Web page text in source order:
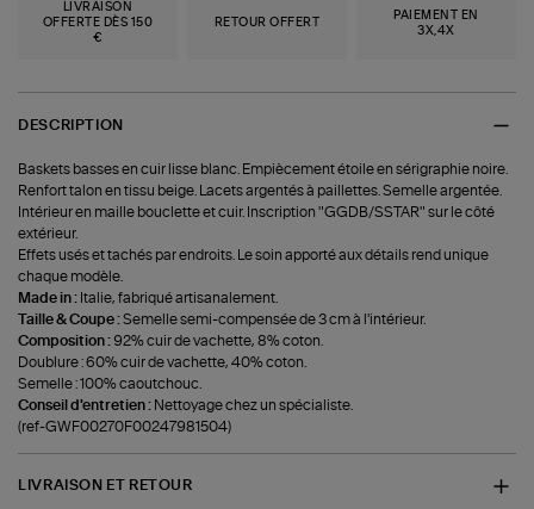
LIVRAISON
OFFERTE DÈS 150
€
RETOUR OFFERT
PAIEMENT EN
3X,4X
DESCRIPTION
Baskets basses en cuir lisse blanc. Empiècement étoile en sérigraphie noire.
Renfort talon en tissu beige. Lacets argentés à paillettes. Semelle argentée.
Intérieur en maille bouclette et cuir. Inscription "GGDB/SSTAR" sur le côté
extérieur.
Effets usés et tachés par endroits. Le soin apporté aux détails rend unique
chaque modèle.
Made in : Italie, fabriqué artisanalement.
Taille & Coupe :Semelle semi-compensée de 3 cm à l'intérieur.
Composition : 92% cuir de vachette, 8% coton.
Doublure : 60% cuir de vachette, 40% coton.
Semelle : 100% caoutchouc.
Conseil d'entretien : Nettoyage chez un spécialiste.
(ref-GWF00270F00247981504)
LIVRAISON ET RETOUR